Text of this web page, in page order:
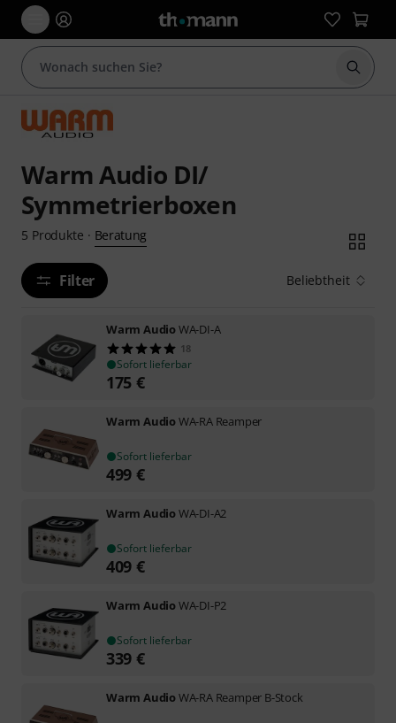
Suche
Warm Audio DI/
Symmetrierboxen
5 Produkte · Beratung
Filter Beliebtheit
Warm AudioWA-DI-A
18
Sofort lieferbar
175 €
Warm AudioWA-RA Reamper
Sofort lieferbar
499 €
Warm AudioWA-DI-A2
Sofort lieferbar
409 €
Warm AudioWA-DI-P2
Sofort lieferbar
339 €
Warm AudioWA-RA Reamper B-Stock